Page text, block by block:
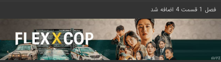
فصل 1 قسمت 4 اضافه شد